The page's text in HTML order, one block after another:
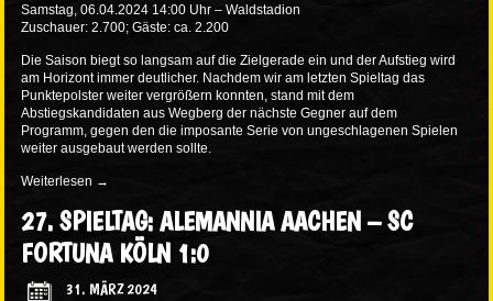
Samstag, 06.04.2024 14:00 Uhr – Waldstadion
Zuschauer: 2.700; Gäste: ca. 2.200
Die Saison biegt so langsam auf die Zielgerade ein und der Aufstieg wird
am Horizont immer deutlicher. Nachdem wir am letzten Spieltag das
Punktepolster weiter vergrößern konnten, stand mit dem
Abstiegskandidaten aus Wegberg der nächste Gegner auf dem
Programm, gegen den die imposante Serie von ungeschlagenen Spielen
weiter ausgebaut werden sollte.
Weiterlesen →
27. SPIELTAG: ALEMANNIA AACHEN – SC
FORTUNA KÖLN 1:0
31. MÄRZ 2024